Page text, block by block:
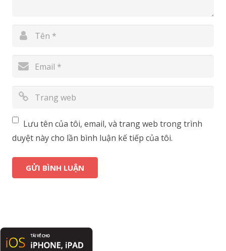
Lưu tên của tôi, email, và trang web trong trình
duyệt này cho lần bình luận kế tiếp của tôi.